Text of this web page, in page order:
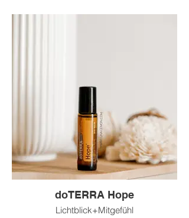
doTERRA Hope
Lichtblick+Mitgefühl